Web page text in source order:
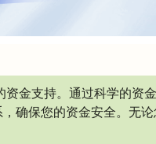
金支持。通过科学的资
确保您的资金安全。无